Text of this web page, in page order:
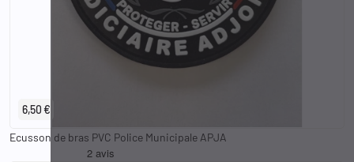
6,50 €
Ecusson de bras PVC Police Municipale APJA